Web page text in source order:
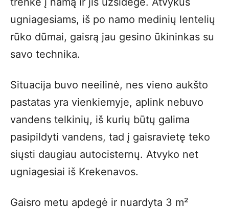
ugniagesiams, iš po namo medinių lentelių
rūko dūmai, gaisrą jau gesino ūkininkas su
savo technika.
Situacija buvo neeilinė, nes vieno aukšto
pastatas yra vienkiemyje, aplink nebuvo
vandens telkinių, iš kurių būtų galima
pasipildyti vandens, tad į gaisravietę teko
siųsti daugiau autocisternų. Atvyko net
ugniagesiai iš Krekenavos.
Gaisro metu apdegė ir nuardyta 3 m²